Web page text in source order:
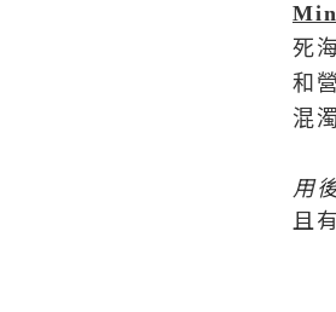
死
和
混
用
且